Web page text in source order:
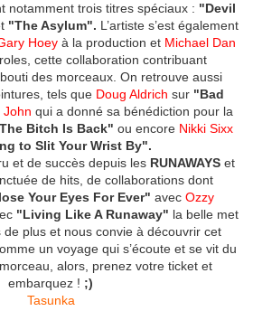
notamment trois titres spéciaux : "Devil
"The Asylum". L’artiste s’est également
Hoeyà la production et Michael Dan
cette collaboration contribuant
des morceaux. On retrouve aussi
tels que Doug Aldrich sur "Bad
John qui a donné sa bénédiction pour la
Bitch Is Back" ou encore Nikki Sixx
to Slit Your Wrist By".
et de succès depuis les RUNAWAYS et
de hits, de collaborations dont
Your Eyes For Ever" avec Ozzy
"Living Like A Runaway" la belle met
plus et nous convie à découvrir cet
un voyage qui s’écoute et se vit du
alors, prenez votre ticket et
embarquez ! ;)
Tasunka